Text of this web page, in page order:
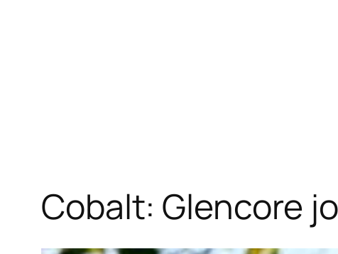
Cobalt: Glencore